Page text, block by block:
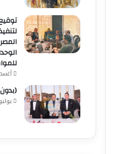
أغسطس
يوليو 31,